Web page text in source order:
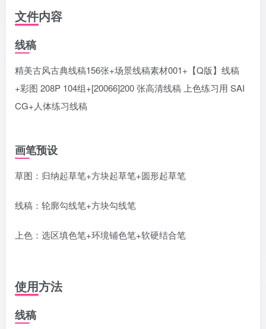
文件内容
线稿
精美古风古典线稿156张+场景线稿素材001+【Q版】线稿
+彩图 208P 104组+[20066]200 张高清线稿 上色练习用 SAI
CG+人体练习线稿
画笔预设
草图：归纳起草笔+方块起草笔+圆形起草笔
线稿：轮廓勾线笔+方块勾线笔
上色：选区填色笔+环境铺色笔+软硬结合笔
使用方法
线稿